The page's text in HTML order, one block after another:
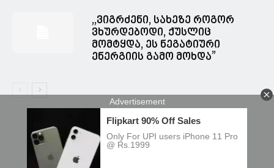
,,ვიგრძენი, სახეზე როგორ
ვხურდებოდი, ქუსლიც
მომტყდა, ეს ნეგატიური
ენერგიის გამო მოხდა”
© Spacesnews • სფეისნიუსი